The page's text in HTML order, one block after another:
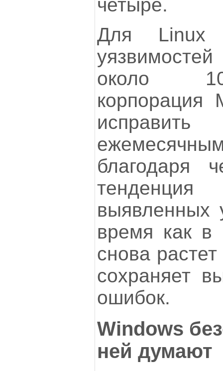
четыре.
Для Linux
около
корпорация
благодаря
выявленных
время как в
снова
сохраняет
ошибок.
Windows
ней думают